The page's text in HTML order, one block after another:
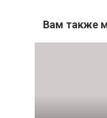
Вам также